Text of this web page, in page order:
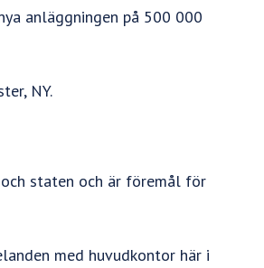
anläggningen på 500 000
NY.
staten och är föremål för
med huvudkontor här i